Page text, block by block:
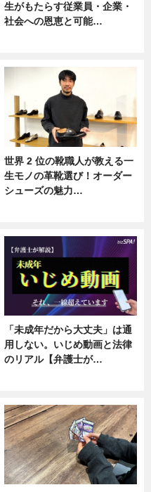
生がもたらす従業員・企業・
社会への恩恵と可能…
世界 2 位の靴職人が教える一
生モノの革靴選び！オーダー
シューズの魅力…
「未成年だから大丈夫」は通
用しない。いじめ動画と法律
のリアル【弁護士が…